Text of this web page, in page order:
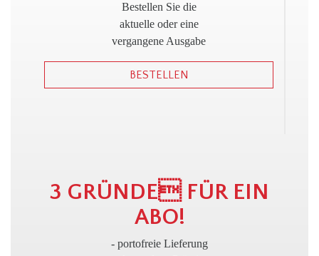
Bestellen Sie die
aktuelle oder eine
vergangene Ausgabe
BESTELLEN
3 GRÜNDE FÜR EIN
ABO!
- portofreie Lieferung